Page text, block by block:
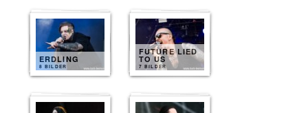
ERDLING
8 BILDER
FUTURE LIED
TO US
7 BILDER